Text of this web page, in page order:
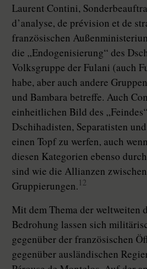
Laurent Contini,
d’analyse, de prévision et de
französischen
die „Endogenisierung“ des
Volksgruppe der Fulani (auch
habe, aber auch andere
und Bambara betreffe. Auch
einheitlichen Bild des
Dschihadisten, Separatisten
einen Topf zu werfen, auch
diesen Kategorien ebenso
sind wie die Allianzen
Gruppierungen. 12
Mit dem Thema der weltweiten
Bedrohung lassen sich
gegenüber der französischen
gegenüber ausländischen